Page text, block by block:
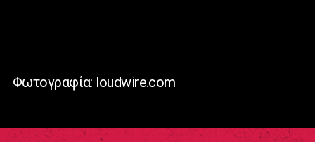
Φωτογραφία: loudwire.com